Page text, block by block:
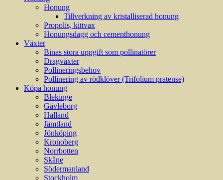
Honung
Tillverkning av kristalliserad honung
Propolis, kittvax
Honungsdagg och cementhonung
Växter
Binas stora uppgift som pollinatörer
Dragväxter
Pollineringsbehov
Pollinering av rödklöver (Trifolium pratense)
Köpa honung
Blekinge
Gävleborg
Halland
Jämtland
Jönköping
Kronoberg
Norrbotten
Skåne
Södermanland
Stockholm